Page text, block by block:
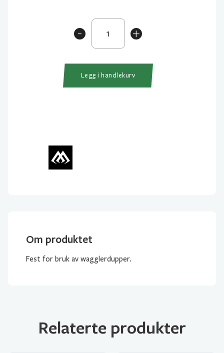
+
Mikado
Waggler
Adapter
antall
-
Legg i handlekurv
Om produktet
Fest for bruk av wagglerdupper.
Relaterte produkter